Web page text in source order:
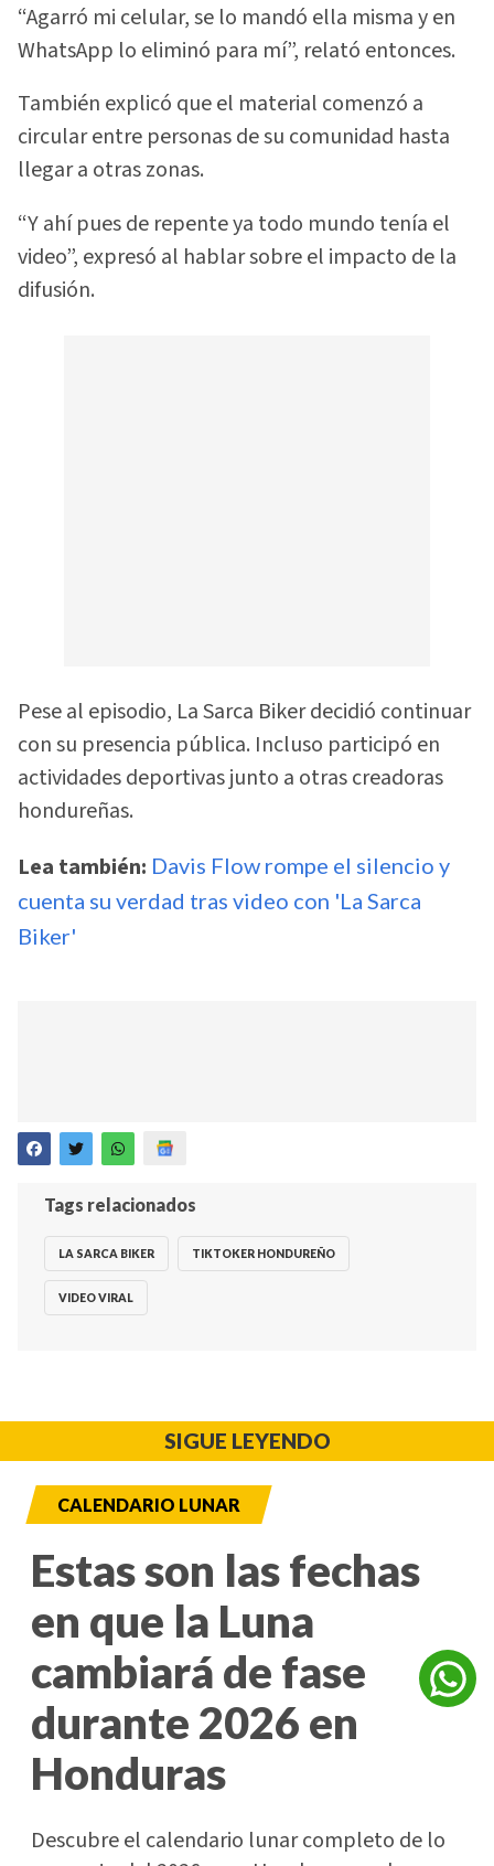
“Agarró mi celular, se lo mandó ella misma y en
WhatsApp lo eliminó para mí”, relató entonces.
También explicó que el material comenzó a
circular entre personas de su comunidad hasta
llegar a otras zonas.
“Y ahí pues de repente ya todo mundo tenía el
video”, expresó al hablar sobre el impacto de la
difusión.
Pese al episodio, La Sarca Biker decidió continuar
con su presencia pública. Incluso participó en
actividades deportivas junto a otras creadoras
hondureñas.
Lea también: Davis Flow rompe el silencio y
cuenta su verdad tras video con 'La Sarca
Biker'
Tags relacionados
LA SARCA BIKER TIKTOKER HONDUREÑO
VIDEO VIRAL
SIGUE LEYENDO
CALENDARIO LUNAR
Estas son las fechas
en que la Luna
cambiará de fase
durante 2026 en
Honduras
Descubre el calendario lunar completo de lo